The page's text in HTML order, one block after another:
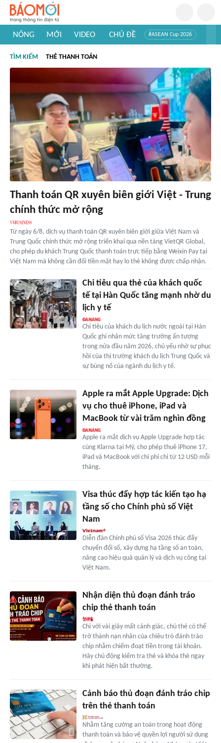
NÓNG MỚI VIDEO CHỦ ĐỀ #ASEAN Cup 2026
#Khám phá thế giới
TÌM KIẾM THẺ THANH TOÁN
Thanh toán QR xuyên biên giới Việt - Trung
chính thức mở rộng
Từ ngày 6/8, dịch vụ thanh toán QR xuyên biên giới giữa Việt Nam và
Trung Quốc chính thức mở rộng triển khai qua nền tảng VietQR Global,
cho phép du khách Trung Quốc thanh toán trực tiếp bằng Weixin Pay tại
Việt Nam mà không cần đổi tiền mặt hay lo thẻ không được chấp nhận.
Chi tiêu qua thẻ của khách quốc
tế tại Hàn Quốc tăng mạnh nhờ du
lịch y tế
Chi tiêu của khách du lịch nước ngoài tại Hàn
Quốc ghi nhận mức tăng trưởng ấn tượng
trong nửa đầu năm 2026, chủ yếu nhờ sự phục
hồi của thị trường khách du lịch Trung Quốc và
sự bùng nổ của ngành du lịch y tế.
Apple ra mắt Apple Upgrade: Dịch
vụ cho thuê iPhone, iPad và
MacBook từ vài trăm nghìn đồng
Apple ra mắt dịch vụ Apple Upgrade hợp tác
cùng Klarna tại Mỹ, cho phép thuê iPhone 17,
iPad và MacBook với chi phí chỉ từ 12 USD mỗi
tháng.
Visa thúc đẩy hợp tác kiến tạo hạ
tầng số cho Chính phủ số Việt
Nam
Diễn đàn Chính phủ số Visa 2026 thúc đẩy
chuyển đổi số, xây dựng hạ tầng số an toàn,
nâng cao hiệu quả quản lý và dịch vụ công tại
Việt Nam.
Nhận diện thủ đoạn đánh tráo
chip thẻ thanh toán
Chỉ với vài giây mất cảnh giác, chủ thẻ có thể
trở thành nạn nhân của chiêu trò đánh tráo
chip nhằm chiếm đoạt tiền trong tài khoản.
Hãy chủ động kiểm tra thẻ và khóa thẻ ngay
khi phát hiện bất thường.
Cảnh báo thủ đoạn đánh tráo chip
trên thẻ thanh toán
Nhằm tăng cường an toàn trong hoạt động
thanh toán và bảo vệ quyền lợi người sử dụng